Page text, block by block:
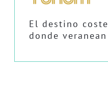
El destino
donde